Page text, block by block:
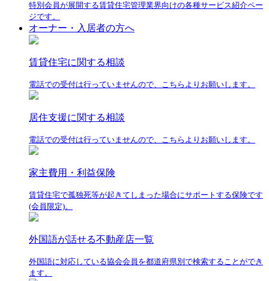
特別会員が展開する賃貸住宅管理業界向けの各種サービス紹介ペー
ジです。
オーナー・入居者の方へ
賃貸住宅に関する相談
電話での受付は行っていませんので、こちらよりお願いします。
居住支援に関する相談
電話での受付は行っていませんので、こちらよりお願いします。
家主費用・利益保険
賃貸住宅で孤独死等が起きてしまった場合にサポートする保険です
(会員限定)。
外国語が話せる不動産店一覧
外国語に対応している協会会員を都道府県別で検索することができ
ます。